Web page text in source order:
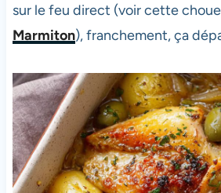
sur le feu direct (voir cette
Marmiton), franchement, ça